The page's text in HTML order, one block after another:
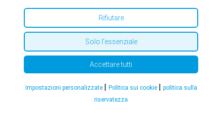
scelta interessante per le donne che non vogliono
contraccettivi), ma anche controllare l’endometrio
così da evitare sanguinamenti imprevisti durante il
mese, mantenendo un ottimo livello di sicurezza
rispetto ai soliti effetti collaterali, soprattutto
vascolari. A parlarcene in questo articolo è il Dott.
Stefano Fracchioli, specialista in Ginecologia a
Torino
Rifiutare
Solo l'essenziale
Accettare tutti
Impostazioni personalizzate | Politica sui cookie | politica sulla
riservatezza